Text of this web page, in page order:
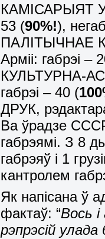
КАМІСАРЫЯТ
53 (90%!),
ПАЛІТЫЧНАЕ
Арміі: габрэі –
КУЛЬТУРНА-
габрэі – 40 (
ДРУК,
Ва ўрадзе
габрэямі. З 8
габрэяў і 1
кантролем
Як напісана ў
фактаў: “Вось
рэпрэсій